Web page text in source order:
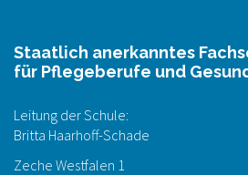
Staatlich anerkanntes
für Pflegeberufe und
Leitung der Schule:
Britta Haarhoff-Schade
Zeche Westfalen 1